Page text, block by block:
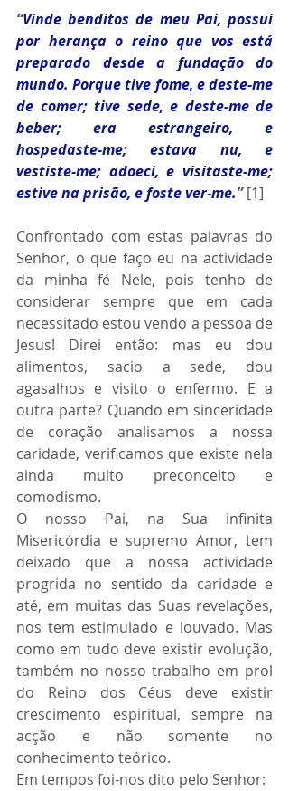
“Vinde benditos de meu Pai, possuí
por herança o reino que vos está
preparado desde a fundação do
mundo. Porque tive fome, e deste-me
de comer; tive sede, e deste-me de
beber; era estrangeiro, e
hospedaste-me; estava nu, e
vestiste-me; adoeci, e visitaste-me;
estive na prisão, e foste ver-me.” [1]
Confrontado com estas palavras do
Senhor, o que faço eu na actividade
da minha fé Nele, pois tenho de
considerar sempre que em cada
necessitado estou vendo a pessoa de
Jesus! Direi então: mas eu dou
alimentos, sacio a sede, dou
agasalhos e visito o enfermo. E a
outra parte? Quando em sinceridade
de coração analisamos a nossa
caridade, verificamos que existe nela
ainda muito preconceito e
comodismo.
O nosso Pai, na Sua infinita
Misericórdia e supremo Amor, tem
deixado que a nossa actividade
progrida no sentido da caridade e
até, em muitas das Suas revelações,
nos tem estimulado e louvado. Mas
como em tudo deve existir evolução,
também no nosso trabalho em prol
do Reino dos Céus deve existir
crescimento espiritual, sempre na
acção e não somente no
conhecimento teórico.
Em tempos foi-nos dito pelo Senhor: